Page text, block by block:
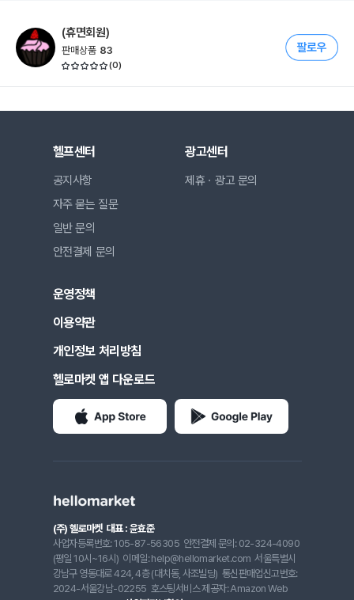
(휴면회원)
판매상품 83
(0)
헬프센터
공지사항
자주 묻는 질문
일반 문의
안전결제 문의
광고센터
제휴ㆍ광고 문의
운영정책
이용약관
개인정보 처리방침
헬로마켓 앱 다운로드
(주) 헬로마켓 대표 : 윤효준
사업자등록번호: 105-87-56305 안전결제 문의: 02-324-4090
(평일 10시~16시) 이메일: help@hellomarket.com 서울특별시
강남구 영동대로 424, 4층 (대치동, 사조빌딩) 통신판매업신고번호:
2024-서울강남-02255 호스팅서비스 제공자: Amazon Web